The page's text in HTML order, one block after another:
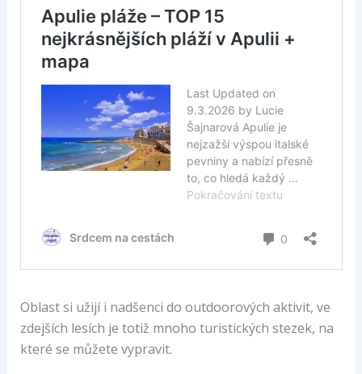
Oblast si užijí i nadšenci do outdoorových aktivit, ve
zdejších lesích je totiž mnoho turistických stezek, na
které se můžete vypravit.